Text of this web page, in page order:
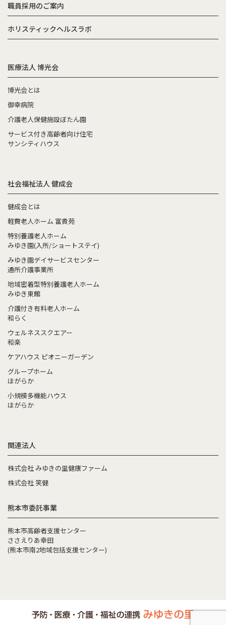
職員採用のご案内
ホリスティックヘルスラボ
医療法人 博光会
博光会とは
御幸病院
介護老人保健施設ぼたん園
サービス付き高齢者向け住宅
サンシティハウス
社会福祉法人 健成会
健成会とは
軽費老人ホーム 富貴苑
特別養護老人ホーム
みゆき園(入所/ショートステイ)
みゆき園デイサービスセンター
通所介護事業所
地域密着型特別養護老人ホーム
みゆき東館
介護付き有料老人ホーム
和らく
ウェルネススクエアー
和楽
ケアハウス ピオニーガーデン
グループホーム
ほがらか
小規模多機能ハウス
ほがらか
関連法人
株式会社 みゆきの里健康ファーム
株式会社 笑健
熊本市委託事業
熊本市高齢者支援センター
ささえりあ幸田
(熊本市南2地域包括支援センター)